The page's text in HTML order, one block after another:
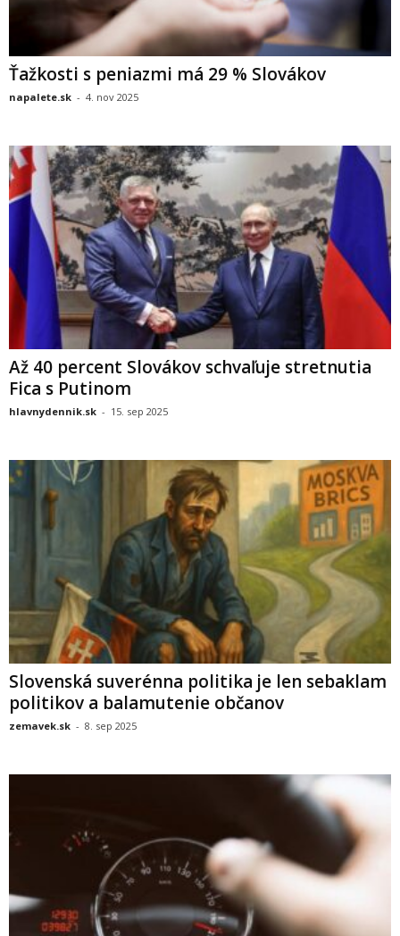
Ťažkosti s peniazmi má 29 % Slovákov
napalete.sk - 4. nov 2025
Až 40 percent Slovákov schvaľuje stretnutia
Fica s Putinom
hlavnydennik.sk - 15. sep 2025
Slovenská suverénna politika je len sebaklam
politikov a balamutenie občanov
zemavek.sk - 8. sep 2025